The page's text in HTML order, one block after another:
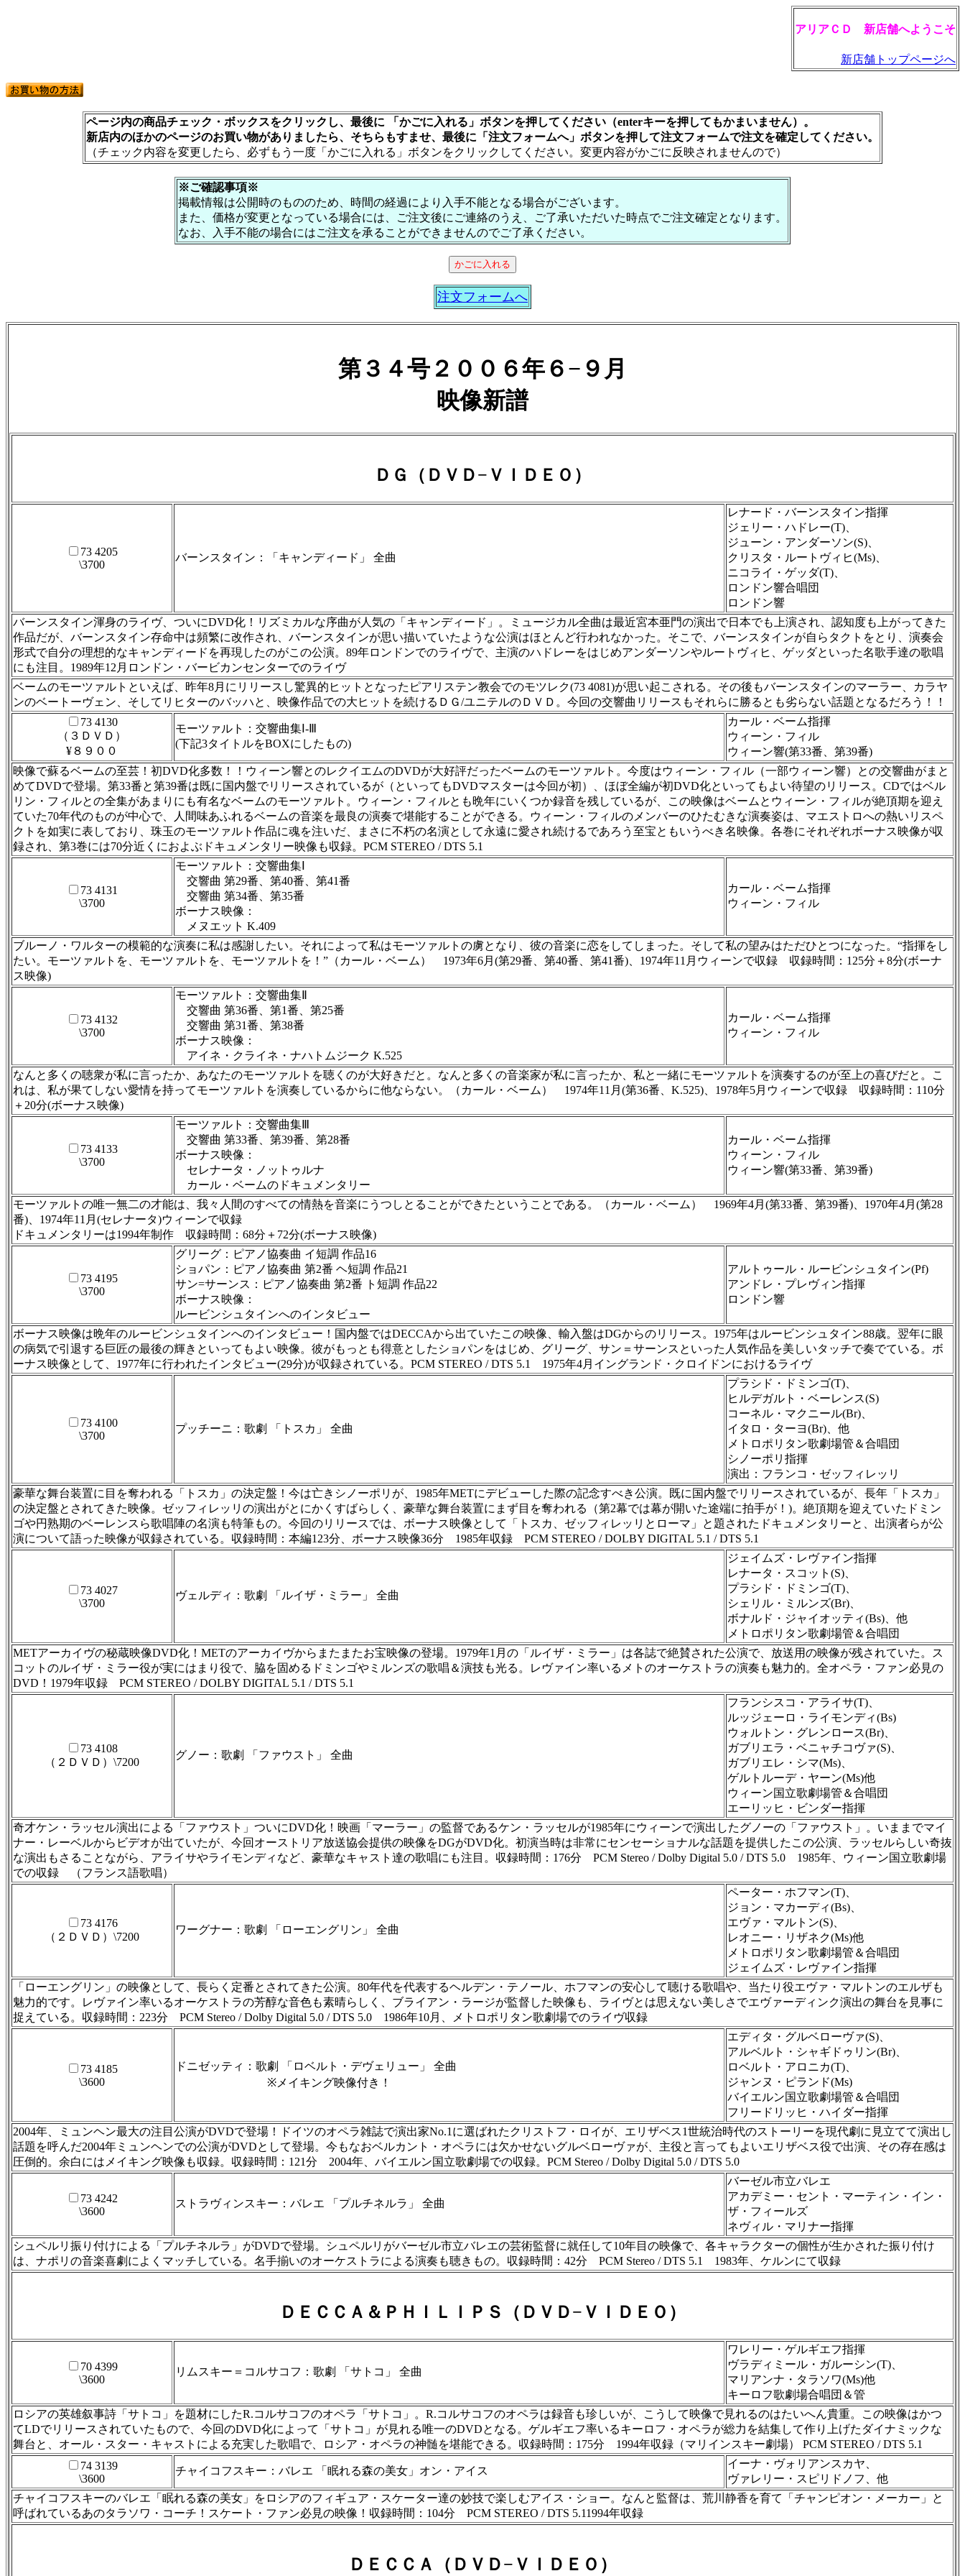
アリアＣＤ 新店舗へようこそ
新店舗トップページへ
ページ内の商品チェック・ボックスをクリックし、最後に 「かごに入れる」ボタンを押してください（enterキーを押してもかまいません）。
新店内のほかのページのお買い物がありましたら、そちらもすませ、最後に「注文フォームへ」ボタンを押して注文フォームで注文を確定してください。
（チェック内容を変更したら、必ずもう一度「かごに入れる」ボタンをクリックしてください。変更内容がかごに反映されませんので）
※ご確認事項※
掲載情報は公開時のもののため、時間の経過により入手不能となる場合がございます。
また、価格が変更となっている場合には、ご注文後にご連絡のうえ、ご了承いただいた時点でご注文確定となります。
なお、入手不能の場合にはご注文を承ることができませんのでご了承ください。
注文フォームへ
第３４号２００６年６−９月
映像新譜
ＤＧ（ＤＶＤ−ＶＩＤＥＯ）
73 4205
\3700
バーンスタイン：「キャンディード」 全曲
レナード・バーンスタイン指揮
ジェリー・ハドレー(T)、
ジューン・アンダーソン(S)、
クリスタ・ルートヴィヒ(Ms)、
ニコライ・ゲッダ(T)、
ロンドン響合唱団
ロンドン響
バーンスタイン渾身のライヴ、ついにDVD化！リズミカルな序曲が人気の「キャンディード」。ミュージカル全曲は最近宮本亜門の演出で日本でも上演され、認知度も上がってきた
作品だが、バーンスタイン存命中は頻繁に改作され、バーンスタインが思い描いていたような公演はほとんど行われなかった。そこで、バーンスタインが自らタクトをとり、演奏会
形式で自分の理想的なキャンディードを再現したのがこの公演。89年ロンドンでのライヴで、主演のハドレーをはじめアンダーソンやルートヴィヒ、ゲッダといった名歌手達の歌唱
にも注目。1989年12月ロンドン・バービカンセンターでのライヴ
ベームのモーツァルトといえば、昨年8月にリリースし驚異的ヒットとなったピアリステン教会でのモツレク(73 4081)が思い起こされる。その後もバーンスタインのマーラー、カラヤ
ンのベートーヴェン、そしてリヒターのバッハと、映像作品での大ヒットを続けるＤＧ/ユニテルのＤＶＤ。今回の交響曲リリースもそれらに勝るとも劣らない話題となるだろう！！
73 4130
（３ＤＶＤ）
¥８９００
モーツァルト：交響曲集Ⅰ-Ⅲ
(下記3タイトルをBOXにしたもの)
カール・ベーム指揮
ウィーン・フィル
ウィーン響(第33番、第39番)
映像で蘇るベームの至芸！初DVD化多数！！ウィーン響とのレクイエムのDVDが大好評だったベームのモーツァルト。今度はウィーン・フィル（一部ウィーン響）との交響曲がまと
めてDVDで登場。第33番と第39番は既に国内盤でリリースされているが（といってもDVDマスターは今回が初）、ほぼ全編が初DVD化といってもよい待望のリリース。CDではベル
リン・フィルとの全集があまりにも有名なベームのモーツァルト。ウィーン・フィルとも晩年にいくつか録音を残しているが、この映像はベームとウィーン・フィルが絶頂期を迎え
ていた70年代のものが中心で、人間味あふれるベームの音楽を最良の演奏で堪能することができる。ウィーン・フィルのメンバーのひたむきな演奏姿は、マエストロへの熱いリスペ
クトを如実に表しており、珠玉のモーツァルト作品に魂を注いだ、まさに不朽の名演として永遠に愛され続けるであろう至宝ともいうべき名映像。各巻にそれぞれボーナス映像が収
録され、第3巻には70分近くにおよぶドキュメンタリー映像も収録。PCM STEREO / DTS 5.1
73 4131
\3700
モーツァルト：交響曲集Ⅰ
交響曲 第29番、第40番、第41番
交響曲 第34番、第35番
ボーナス映像：
メヌエット K.409
カール・ベーム指揮
ウィーン・フィル
ブルーノ・ワルターの模範的な演奏に私は感謝したい。それによって私はモーツァルトの虜となり、彼の音楽に恋をしてしまった。そして私の望みはただひとつになった。“指揮をし
たい。モーツァルトを、モーツァルトを、モーツァルトを！”（カール・ベーム） 1973年6月(第29番、第40番、第41番)、1974年11月ウィーンで収録 収録時間：125分＋8分(ボーナ
ス映像)
73 4132
\3700
モーツァルト：交響曲集Ⅱ
交響曲 第36番、第1番、第25番
交響曲 第31番、第38番
ボーナス映像：
アイネ・クライネ・ナハトムジーク K.525
カール・ベーム指揮
ウィーン・フィル
なんと多くの聴衆が私に言ったか、あなたのモーツァルトを聴くのが大好きだと。なんと多くの音楽家が私に言ったか、私と一緒にモーツァルトを演奏するのが至上の喜びだと。こ
れは、私が果てしない愛情を持ってモーツァルトを演奏しているからに他ならない。（カール・ベーム） 1974年11月(第36番、K.525)、1978年5月ウィーンで収録 収録時間：110分
＋20分(ボーナス映像)
73 4133
\3700
モーツァルト：交響曲集Ⅲ
交響曲 第33番、第39番、第28番
ボーナス映像：
セレナータ・ノットゥルナ
カール・ベームのドキュメンタリー
カール・ベーム指揮
ウィーン・フィル
ウィーン響(第33番、第39番)
モーツァルトの唯一無二の才能は、我々人間のすべての情熱を音楽にうつしとることができたということである。（カール・ベーム） 1969年4月(第33番、第39番)、1970年4月(第28
番)、1974年11月(セレナータ)ウィーンで収録
ドキュメンタリーは1994年制作 収録時間：68分＋72分(ボーナス映像)
73 4195
\3700
グリーグ：ピアノ協奏曲 イ短調 作品16
ショパン：ピアノ協奏曲 第2番 ヘ短調 作品21
サン=サーンス：ピアノ協奏曲 第2番 ト短調 作品22
ボーナス映像：
ルービンシュタインへのインタビュー
アルトゥール・ルービンシュタイン(Pf)
アンドレ・プレヴィン指揮
ロンドン響
ボーナス映像は晩年のルービンシュタインへのインタビュー！国内盤ではDECCAから出ていたこの映像、輸入盤はDGからのリリース。1975年はルービンシュタイン88歳。翌年に眼
の病気で引退する巨匠の最後の輝きといってもよい映像。彼がもっとも得意としたショパンをはじめ、グリーグ、サン＝サーンスといった人気作品を美しいタッチで奏でている。ボ
ーナス映像として、1977年に行われたインタビュー(29分)が収録されている。PCM STEREO / DTS 5.1 1975年4月イングランド・クロイドンにおけるライヴ
73 4100
\3700
プッチーニ：歌劇 「トスカ」 全曲
プラシド・ドミンゴ(T)、
ヒルデガルト・ベーレンス(S)
コーネル・マクニール(Br)、
イタロ・ターヨ(Br)、他
メトロポリタン歌劇場管＆合唱団
シノーポリ指揮
演出：フランコ・ゼッフィレッリ
豪華な舞台装置に目を奪われる「トスカ」の決定盤！今は亡きシノーポリが、1985年METにデビューした際の記念すべき公演。既に国内盤でリリースされているが、長年「トスカ」
の決定盤とされてきた映像。ゼッフィレッリの演出がとにかくすばらしく、豪華な舞台装置にまず目を奪われる（第2幕では幕が開いた途端に拍手が！)。絶頂期を迎えていたドミン
ゴや円熟期のベーレンスら歌唱陣の名演も特筆もの。今回のリリースでは、ボーナス映像として「トスカ、ゼッフィレッリとローマ」と題されたドキュメンタリーと、出演者らが公
演について語った映像が収録されている。収録時間：本編123分、ボーナス映像36分 1985年収録 PCM STEREO / DOLBY DIGITAL 5.1 / DTS 5.1
73 4027
\3700
ヴェルディ：歌劇 「ルイザ・ミラー」 全曲
ジェイムズ・レヴァイン指揮
レナータ・スコット(S)、
プラシド・ドミンゴ(T)、
シェリル・ミルンズ(Br)、
ボナルド・ジャイオッティ(Bs)、他
メトロポリタン歌劇場管＆合唱団
METアーカイヴの秘蔵映像DVD化！METのアーカイヴからまたまたお宝映像の登場。1979年1月の「ルイザ・ミラー」は各誌で絶賛された公演で、放送用の映像が残されていた。ス
コットのルイザ・ミラー役が実にはまり役で、脇を固めるドミンゴやミルンズの歌唱＆演技も光る。レヴァイン率いるメトのオーケストラの演奏も魅力的。全オペラ・ファン必見の
DVD！1979年収録 PCM STEREO / DOLBY DIGITAL 5.1 / DTS 5.1
73 4108
（２ＤＶＤ）\7200
グノー：歌劇 「ファウスト」 全曲
フランシスコ・アライサ(T)、
ルッジェーロ・ライモンディ(Bs)
ウォルトン・グレンロース(Br)、
ガブリエラ・ベニャチコヴァ(S)、
ガブリエレ・シマ(Ms)、
ゲルトルーデ・ヤーン(Ms)他
ウィーン国立歌劇場管＆合唱団
エーリッヒ・ビンダー指揮
奇才ケン・ラッセル演出による「ファウスト」ついにDVD化！映画「マーラー」の監督であるケン・ラッセルが1985年にウィーンで演出したグノーの「ファウスト」。いままでマイ
ナー・レーベルからビデオが出ていたが、今回オーストリア放送協会提供の映像をDGがDVD化。初演当時は非常にセンセーショナルな話題を提供したこの公演、ラッセルらしい奇抜
な演出もさることながら、アライサやライモンディなど、豪華なキャスト達の歌唱にも注目。収録時間：176分 PCM Stereo / Dolby Digital 5.0 / DTS 5.0 1985年、ウィーン国立歌劇場
での収録 （フランス語歌唱）
73 4176
（２ＤＶＤ）\7200
ワーグナー：歌劇 「ローエングリン」 全曲
ペーター・ホフマン(T)、
ジョン・マカーディ(Bs)、
エヴァ・マルトン(S)、
レオニー・リザネク(Ms)他
メトロポリタン歌劇場管＆合唱団
ジェイムズ・レヴァイン指揮
「ローエングリン」の映像として、長らく定番とされてきた公演。80年代を代表するヘルデン・テノール、ホフマンの安心して聴ける歌唱や、当たり役エヴァ・マルトンのエルザも
魅力的です。レヴァイン率いるオーケストラの芳醇な音色も素晴らしく、ブライアン・ラージが監督した映像も、ライヴとは思えない美しさでエヴァーディンク演出の舞台を見事に
捉えている。収録時間：223分 PCM Stereo / Dolby Digital 5.0 / DTS 5.0 1986年10月、メトロポリタン歌劇場でのライヴ収録
73 4185
\3600
ドニゼッティ：歌劇 「ロベルト・デヴェリュー」 全曲
※メイキング映像付き！
エディタ・グルベローヴァ(S)、
アルベルト・シャギドゥリン(Br)、
ロベルト・アロニカ(T)、
ジャンヌ・ピランド(Ms)
バイエルン国立歌劇場管＆合唱団
フリードリッヒ・ハイダー指揮
2004年、ミュンヘン最大の注目公演がDVDで登場！ドイツのオペラ雑誌で演出家No.1に選ばれたクリストフ・ロイが、エリザベス1世統治時代のストーリーを現代劇に見立てて演出し
話題を呼んだ2004年ミュンヘンでの公演がDVDとして登場。今もなおベルカント・オペラには欠かせないグルベローヴァが、主役と言ってもよいエリザベス役で出演、その存在感は
圧倒的。余白にはメイキング映像も収録。収録時間：121分 2004年、バイエルン国立歌劇場での収録。PCM Stereo / Dolby Digital 5.0 / DTS 5.0
73 4242
\3600
ストラヴィンスキー：バレエ 「プルチネルラ」 全曲
バーゼル市立バレエ
アカデミー・セント・マーティン・イン・
ザ・フィールズ
ネヴィル・マリナー指揮
シュペルリ振り付けによる「プルチネルラ」がDVDで登場。シュペルリがバーゼル市立バレエの芸術監督に就任して10年目の映像で、各キャラクターの個性が生かされた振り付け
は、ナポリの音楽喜劇によくマッチしている。名手揃いのオーケストラによる演奏も聴きもの。収録時間：42分 PCM Stereo / DTS 5.1 1983年、ケルンにて収録
ＤＥＣＣＡ＆ＰＨＩＬＩＰＳ（ＤＶＤ−ＶＩＤＥＯ）
70 4399
\3600
リムスキー＝コルサコフ：歌劇 「サトコ」 全曲
ワレリー・ゲルギエフ指揮
ヴラディミール・ガルーシン(T)、
マリアンナ・タラソワ(Ms)他
キーロフ歌劇場合唱団＆管
ロシアの英雄叙事詩「サトコ」を題材にしたR.コルサコフのオペラ「サトコ」。R.コルサコフのオペラは録音も珍しいが、こうして映像で見れるのはたいへん貴重。この映像はかつ
てLDでリリースされていたもので、今回のDVD化によって「サトコ」が見れる唯一のDVDとなる。ゲルギエフ率いるキーロフ・オペラが総力を結集して作り上げたダイナミックな
舞台と、オール・スター・キャストによる充実した歌唱で、ロシア・オペラの神髄を堪能できる。収録時間：175分 1994年収録（マリインスキー劇場） PCM STEREO / DTS 5.1
74 3139
\3600
チャイコフスキー：バレエ 「眠れる森の美女」オン・アイス
イーナ・ヴォリアンスカヤ、
ヴァレリー・スピリドノフ、他
チャイコフスキーのバレエ「眠れる森の美女」をロシアのフィギュア・スケーター達の妙技で楽しむアイス・ショー。なんと監督は、荒川静香を育て「チャンピオン・メーカー」と
呼ばれているあのタラソワ・コーチ！スケート・ファン必見の映像！収録時間：104分 PCM STEREO / DTS 5.11994年収録
ＤＥＣＣＡ（ＤＶＤ−ＶＩＤＥＯ）